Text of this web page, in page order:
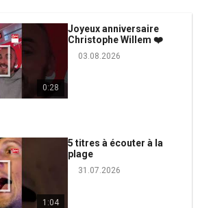
0:28
Joyeux anniversaire
Christophe Willem ❤️
03.08.2026
1:04
5 titres à écouter à la
plage
31.07.2026